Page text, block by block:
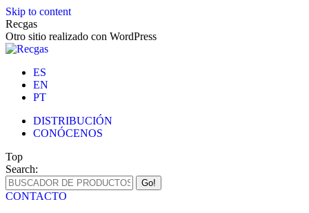
Skip to content
Recgas
Otro sitio realizado con WordPress
ES
EN
PT
DISTRIBUCIÓN
CONÓCENOS
Top
Search:
CONTACTO